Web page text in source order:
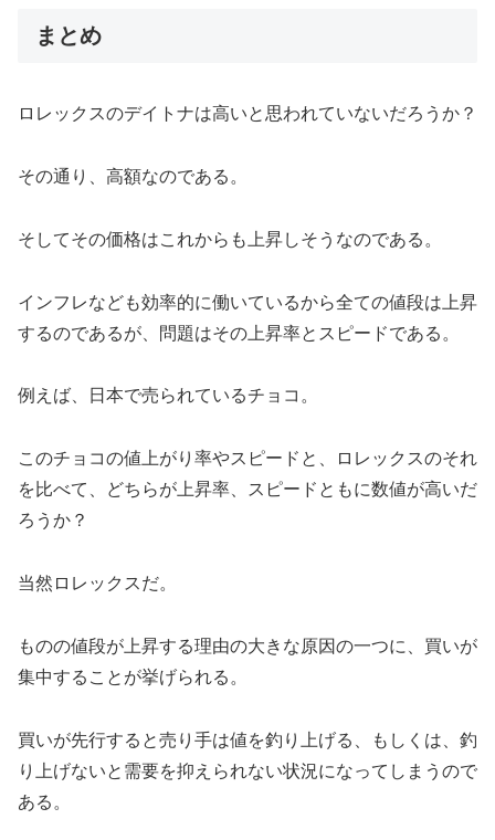
まとめ
ロレックスのデイトナは高いと思われていないだろうか？
その通り、高額なのである。
そしてその価格はこれからも上昇しそうなのである。
インフレなども効率的に働いているから全ての値段は上昇
するのであるが、問題はその上昇率とスピードである。
例えば、日本で売られているチョコ。
このチョコの値上がり率やスピードと、ロレックスのそれ
を比べて、どちらが上昇率、スピードともに数値が高いだ
ろうか？
当然ロレックスだ。
ものの値段が上昇する理由の大きな原因の一つに、買いが
集中することが挙げられる。
買いが先行すると売り手は値を釣り上げる、もしくは、釣
り上げないと需要を抑えられない状況になってしまうので
ある。